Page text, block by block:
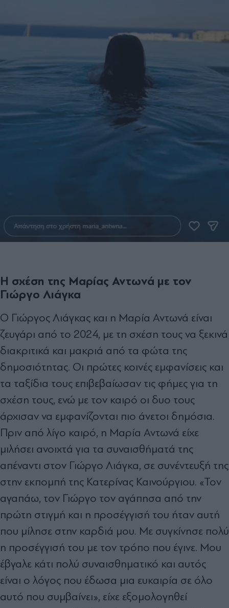
Η σχέση της Μαρίας Αντωνά με τον
Γιώργο Λιάγκα
Ο Γιώργος Λιάγκας και η Μαρία Αντωνά είναι
ζευγάρι από το 2024, με τη σχέση τους να ξεκινά
διακριτικά και μακριά από τα φώτα της
δημοσιότητας. Οι πρώτες κοινές εμφανίσεις και
τα ταξίδια τους επιβεβαίωσαν τις φήμες για τη
σχέση τους, ενώ με τον καιρό οι δυο τους
άρχισαν να εμφανίζονται πιο άνετοι δημόσια.
Πριν από λίγο καιρό, η Μαρία Αντωνά είχε
μιλήσει ανοιχτά για τα συναισθήματά της
απέναντι στον Γιώργο Λιάγκα, σε συνέντευξή της
στην εκπομπή της Κατερίνας Καινούργιου. «Τον
αγαπάω, τον Γιώργο τον αγάπησα από την
πρώτη στιγμή και η προσέγγισή του ήταν αυτή
που μίλησε στην καρδιά μου. Με συγκίνησε πολύ
η προσέγγισή του με τον τρόπο που έγινε. Μου
έβγαλε κάτι πολύ συναισθηματικό και αυτός
είναι ο λόγος που έδωσα μια ευκαιρία σε όλο
αυτό που συμβαίνει», είχε εξομολογηθεί